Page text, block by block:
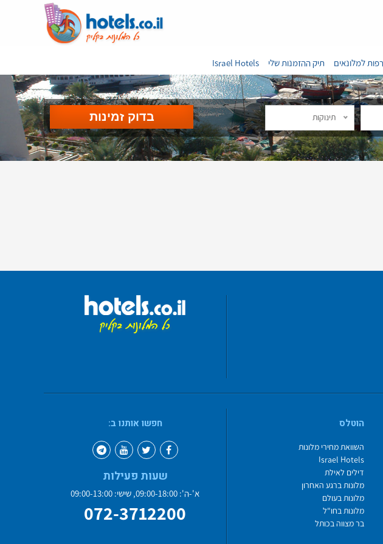
למלונאים תיק ההזמנות שלי Israel Hotels
תינוקות
הוטלס
השוואת מחירי מלונות
Israel Hotels
דילים לאילת
מלונות ברגע האחרון
מלונות בעולם
מלונות בחו"ל
בר מצווה בכותל
חפשו אותנו ב:
שעות פעילות
א'-ה': 09:00-18:00, שישי: 09:00-13:00
072-3712200